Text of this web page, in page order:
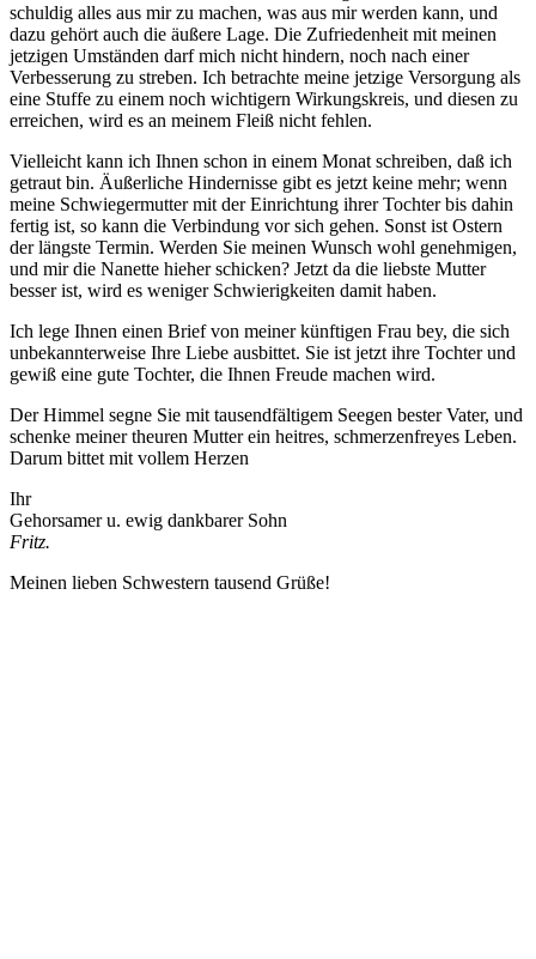
schuldig alles aus mir zu machen, was aus mir werden kann, und
dazu gehört auch die äußere Lage. Die Zufriedenheit mit meinen
jetzigen Umständen darf mich nicht hindern, noch nach einer
Verbesserung zu streben. Ich betrachte meine jetzige Versorgung als
eine Stuffe zu einem noch wichtigern Wirkungskreis, und diesen zu
erreichen, wird es an meinem Fleiß nicht fehlen.
Vielleicht kann ich Ihnen schon in einem Monat schreiben, daß ich
getraut bin. Äußerliche Hindernisse gibt es jetzt keine mehr; wenn
meine Schwiegermutter mit der Einrichtung ihrer Tochter bis dahin
fertig ist, so kann die Verbindung vor sich gehen. Sonst ist Ostern
der längste Termin. Werden Sie meinen Wunsch wohl genehmigen,
und mir die Nanette hieher schicken? Jetzt da die liebste Mutter
besser ist, wird es weniger Schwierigkeiten damit haben.
Ich lege Ihnen einen Brief von meiner künftigen Frau bey, die sich
unbekannterweise Ihre Liebe ausbittet. Sie ist jetzt ihre Tochter und
gewiß eine gute Tochter, die Ihnen Freude machen wird.
Der Himmel segne Sie mit tausendfältigem Seegen bester Vater, und
schenke meiner theuren Mutter ein heitres, schmerzenfreyes Leben.
Darum bittet mit vollem Herzen
Ihr
Gehorsamer u. ewig dankbarer Sohn
Fritz.
Meinen lieben Schwestern tausend Grüße!